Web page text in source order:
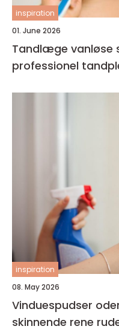
inspiration
01. June 2026
Tandlæge vanløse sådan finder du tryg og
professionel
inspiration
08. May 2026
Vinduespudser
skinnende rene